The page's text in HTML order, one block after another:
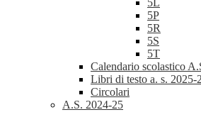
5L
5P
5R
5S
5T
Calendario scolastico
Libri di testo a. s. 2025-
Circolari
A.S. 2024-25